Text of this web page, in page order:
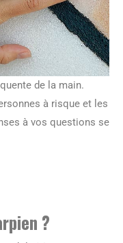
de la main.
à risque et les
à vos questions se
?